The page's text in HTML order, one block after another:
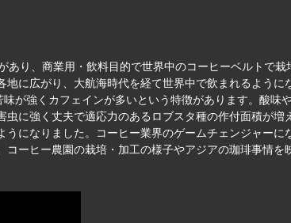
あり、商業用・飲料目的で世界中のコーヒーベルトで
に広がり、大航海時代を経て世界中で飲まれるよう
味が強くカフェインが多いという特徴があります。酸味
に強く丈夫で適応力のあるロブスタ種の作付面積が
になりました。コーヒー業界のゲームチェンジャー
コーヒー農園の栽培・加工の様子やアジアの珈琲事情を